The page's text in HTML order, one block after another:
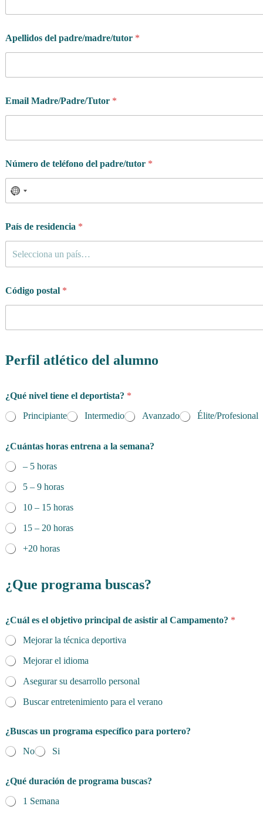
Apellidos del padre/madre/tutor *
Email Madre/Padre/Tutor *
Número de teléfono del padre/tutor *
País de residencia *
Selecciona un país…
Código postal *
r
o
a
m
a
t
e
e
d
e
p
o
r
t
Perfil atlético del alumno
¿Qué nivel tiene el deportista? *
Principiante
Intermedio Avanzado Élite/Profesional
¿Cuántas horas entrena a la semana?
– 5 horas
5 – 9 horas
10 – 15 horas
15 – 20 horas
+20 horas
¿Que programa buscas?
¿Cuál es el objetivo principal de asistir al Campamento? *
Mejorar la técnica deportiva
Mejorar el idioma
Asegurar su desarrollo personal
Buscar entretenimiento para el verano
¿Buscas un programa específico para portero?
No
Si
¿Qué duración de programa buscas?
1 Semana